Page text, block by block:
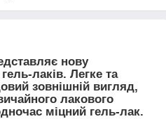
нову
лаків. Легке та
зовнішній вигляд,
лакового
міцний гель-лак.